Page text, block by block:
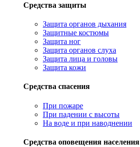
Средства защиты
Защита органов дыхания
Защитные костюмы
Защита ног
Защита органов слуха
Защита лица и головы
Защита кожи
Средства спасения
При пожаре
При падении с высоты
На воде и при наводнении
Средства оповещения населения